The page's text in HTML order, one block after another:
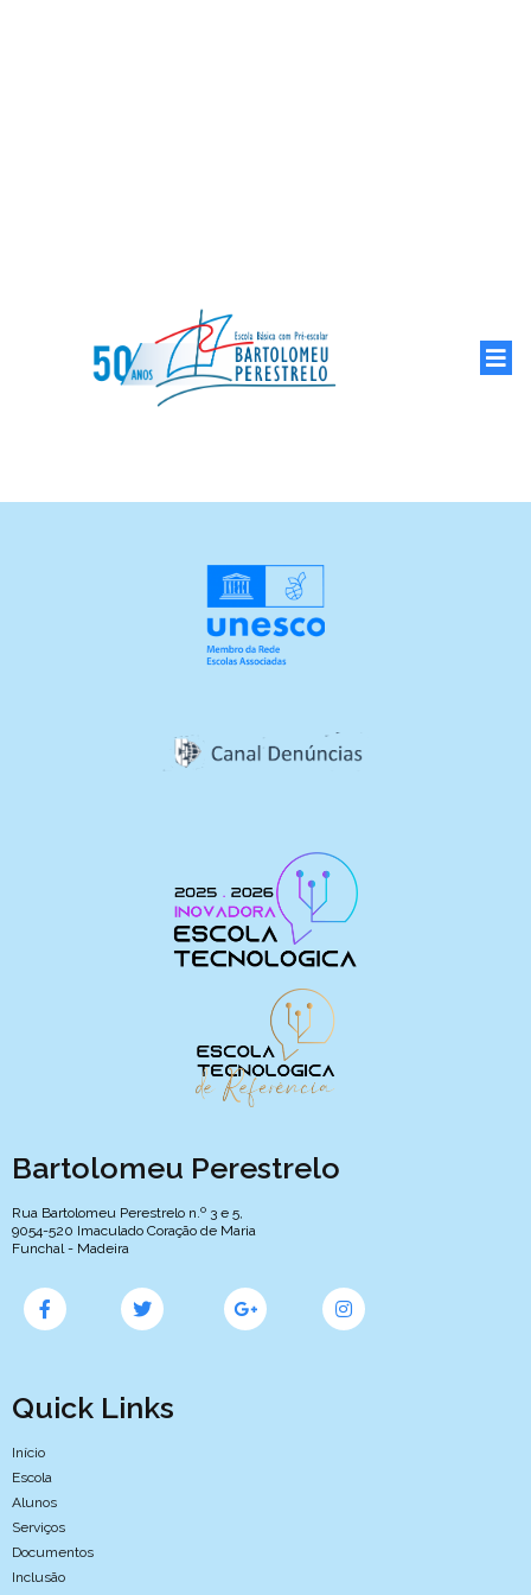
Bartolomeu Perestrelo
Rua Bartolomeu Perestrelo n.º 3 e 5,
9054-520 Imaculado Coração de Maria
Funchal - Madeira
Quick Links
Início
Escola
Alunos
Serviços
Documentos
Inclusão